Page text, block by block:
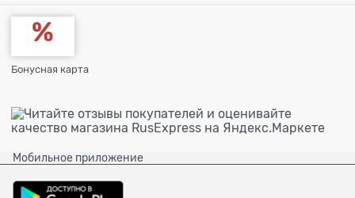
Бонусная карта
Мобильное приложение